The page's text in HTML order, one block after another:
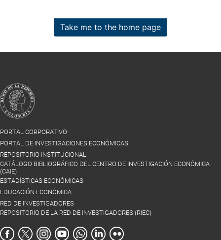
Take me to the home page
PORTAL CORPORATIVO
PORTAL DE INVESTIGACIONES ECONÓMICAS
REPOSITORIO INSTITUCIONAL
CATÁLOGO BIBLIOGRÁFICO DEL CENTRO DE INVESTIGACIÓN ECONÓMICA
(CAIE)
ESTADÍSTICAS ECONÓMICAS
EDUCACIÓN ECONÓMICA
RED DE INVESTIGADORES
REPOSITORIO DE LA RED DE INVESTIGADORES (RIEC)